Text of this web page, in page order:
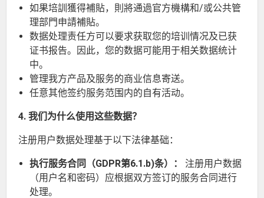
如果培訓獲得補貼，則將通過官方機構和/或公共管
理部門申請補貼。
数据处理责任方可以要求获取您的培训情况及已获
证书报告。因此，您的数据可能用于相关数据统计
中。
管理我方产品及服务的商业信息寄送。
任意其他签约服务范围内的自有活动。
4. 我们为什么使用这些数据？
注册用户数据处理基于以下法律基础：
执行服务合同（GDPR第6.1.b)条）：
注册用户数据
（用户名和密码）应根据双方签订的服务合同进行
处理。